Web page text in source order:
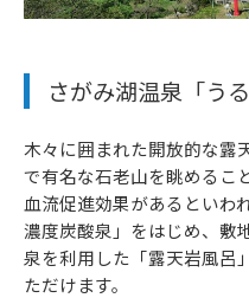
さがみ湖温泉「う
木々に囲まれた開放的な露
で有名な石老山を眺めるこ
血流促進効果があるといわ
濃度炭酸泉」をはじめ、敷
泉を利用した「露天岩風呂
ただけます。